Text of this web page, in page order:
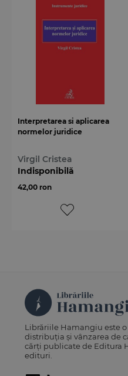
Interpretarea si aplicarea
normelor juridice
Virgil Cristea
Indisponibilă
42,00 ron
Librăriile Hamangiu este
distribuția și vânzarea de
cărți publicate de Editura
edituri.